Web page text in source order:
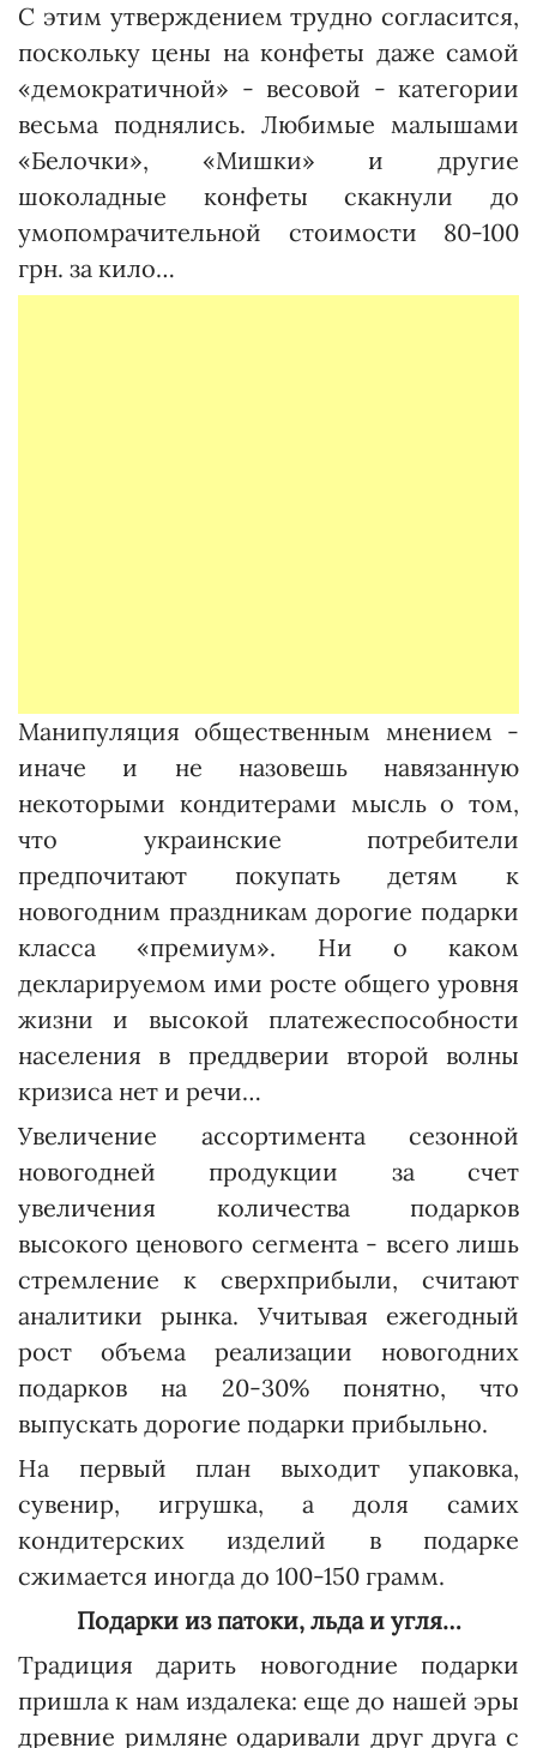
С этим утверждением трудно согласится,
поскольку цены на конфеты даже самой
«демократичной» - весовой - категории
весьма поднялись. Любимые малышами
«Белочки», «Мишки» и другие
шоколадные конфеты скакнули до
умопомрачительной стоимости 80-100
грн. за кило…
Манипуляция общественным мнением -
иначе и не назовешь навязанную
некоторыми кондитерами мысль о том,
что украинские потребители
предпочитают покупать детям к
новогодним праздникам дорогие подарки
класса «премиум». Ни о каком
декларируемом ими росте общего уровня
жизни и высокой платежеспособности
населения в преддверии второй волны
кризиса нет и речи…
Увеличение ассортимента сезонной
новогодней продукции за счет
увеличения количества подарков
высокого ценового сегмента - всего лишь
стремление к сверхприбыли, считают
аналитики рынка. Учитывая ежегодный
рост объема реализации новогодних
подарков на 20-30% понятно, что
выпускать дорогие подарки прибыльно.
На первый план выходит упаковка,
сувенир, игрушка, а доля самих
кондитерских изделий в подарке
сжимается иногда до 100-150 грамм.
Подарки из патоки, льда и угля…
Традиция дарить новогодние подарки
пришла к нам издалека: еще до нашей эры
древние римляне одаривали друг друга с